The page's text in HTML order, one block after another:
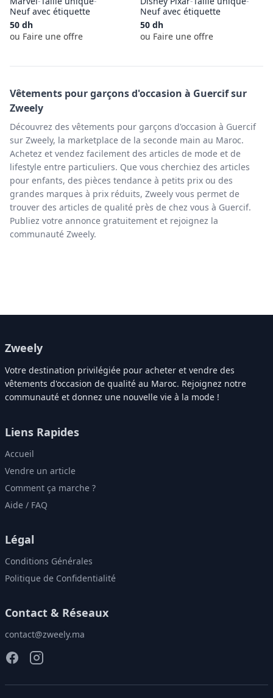
Neuf avec étiquette
50 dh
ou Faire une offre
Neuf avec étiquette
50 dh
ou Faire une offre
Vêtements pour garçonsd'occasion à Guercifsur
Zweely
Découvrez des vêtements pour garçons d'occasion à Guercif
sur Zweely, la marketplace de la seconde main au Maroc.
Achetez et vendez facilement des articles de mode et de
lifestyle entre particuliers. Que vous cherchiez des articles
pour enfants, des pièces tendance à petits prix ou des
grandes marques à prix réduits, Zweely vous permet de
trouver des articles de qualité près de chez vous à Guercif.
Publiez votre annonce gratuitement et rejoignez la
communauté Zweely.
Zweely
Votre destination privilégiée pour acheter et vendre des
vêtements d'occasion de qualité au Maroc. Rejoignez notre
communauté et donnez une nouvelle vie à la mode !
Liens Rapides
Accueil
Vendre un article
Comment ça marche ?
Aide / FAQ
Légal
Conditions Générales
Politique de Confidentialité
Contact & Réseaux
contact@zweely.ma